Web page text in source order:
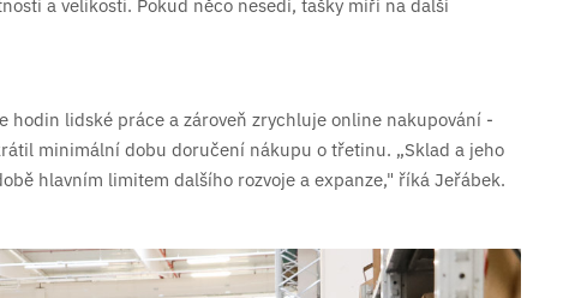
a velikosti. Pokud něco nesedí, tašky míří na další
hodin lidské práce a zároveň zrychluje online nakupování -
minimální dobu doručení nákupu o třetinu. „Sklad a jeho
hlavním limitem dalšího rozvoje a expanze," říká Jeřábek.